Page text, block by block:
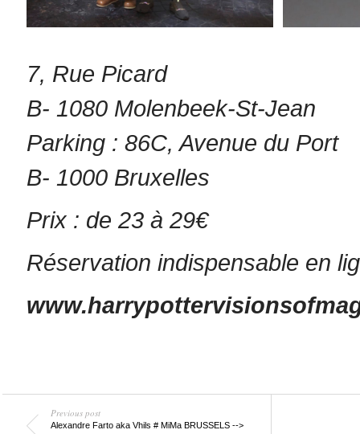
7, Rue Picard
B- 1080 Molenbeek-St-Jean
Parking : 86C, Avenue du Port
B- 1000 Bruxelles
Prix : de 23 à 29€
Réservation indispensable en
Previous post
Alexandre Farto aka Vhils # MiMa BRUSSELS -->